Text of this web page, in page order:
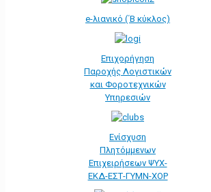
e-λιανικό (΄Β κύκλος)
Επιχορήγηση
Παροχής Λογιστικών
και Φοροτεχνικών
Υπηρεσιών
Ενίσχυση
Πλητόμμενων
Επιχειρήσεων ΨΥΧ-
ΕΚΔ-ΕΣΤ-ΓΥΜΝ-ΧΟΡ